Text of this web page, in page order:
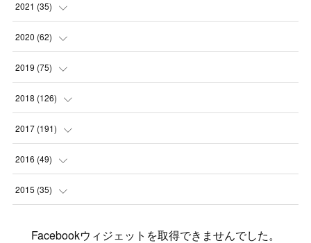
(3
(2
(1)
(5)
(8)
(4
(3
(3
(8)
(6)
(7
(11 )
(8
(1)
(3)
2021 (35)
(5
(7
(5)
(3)
(3)
2020 (62)
(6
(9)
(7)
(4
2019 (75)
(1)
(2)
(6
(7
2018 (126)
(6)
(12 )
(7
2017 (191)
(12 )
(11 )
2016 (49)
(2
2015 (35)
Facebookウィジェットを取得できませんでした。